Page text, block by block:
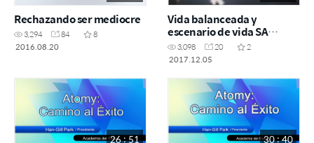
Rechazando ser mediocre
3,294 84
8
2016.08.20
Vida balanceada y
escenario de vida SA
190518
3,098 20
2
2017.12.05
26 : 51 30 : 40